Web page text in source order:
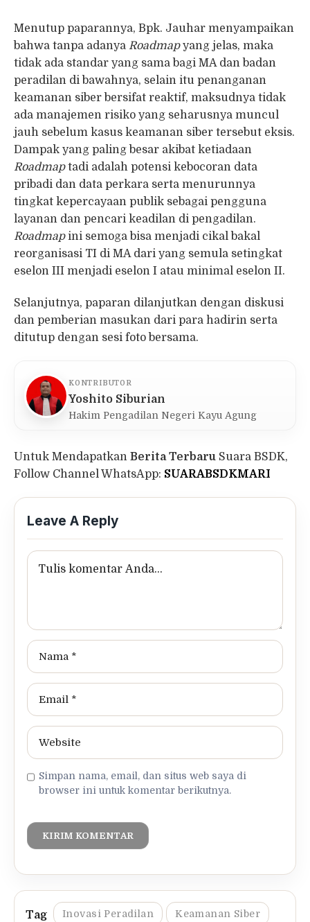
Menutup paparannya, Bpk. Jauhar menyampaikan
bahwa tanpa adanya Roadmapyang jelas, maka
tidak ada standar yang sama bagi MA dan badan
peradilan di bawahnya, selain itu penanganan
keamanan siber bersifat reaktif, maksudnya tidak
ada manajemen risiko yang seharusnya muncul
jauh sebelum kasus keamanan siber tersebut eksis.
Dampak yang paling besar akibat ketiadaan
Roadmaptadi adalah potensi kebocoran data
pribadi dan data perkara serta menurunnya
tingkat kepercayaan publik sebagai pengguna
layanan dan pencari keadilan di pengadilan.
Roadmapini semoga bisa menjadi cikal bakal
reorganisasi TI di MA dari yang semula setingkat
eselon III menjadi eselon I atau minimal eselon II.
Selanjutnya, paparan dilanjutkan dengan diskusi
dan pemberian masukan dari para hadirin serta
ditutup dengan sesi foto bersama.
KONTRIBUTOR
Yoshito Siburian
Hakim Pengadilan Negeri Kayu Agung
Untuk Mendapatkan Berita Terbaru Suara BSDK,
Follow Channel WhatsApp: SUARABSDKMARI
Leave A Reply
Simpan nama, email, dan situs web saya di
browser ini untuk komentar berikutnya.
Inovasi Peradilan Keamanan Siber